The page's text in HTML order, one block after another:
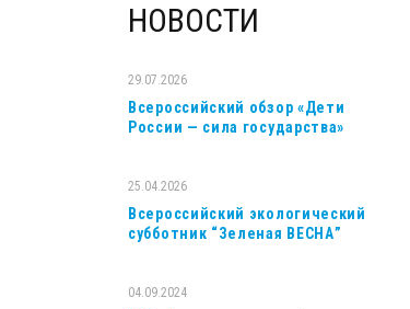
НОВОСТИ
Всероссийский обзор «Дети
России — сила государства»
29.07.2026
Всероссийский экологический
субботник “Зеленая ВЕСНА”
25.04.2026
04.09.2024